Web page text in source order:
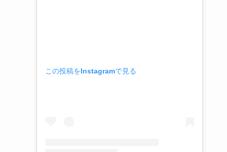
この投稿をInstagramで見る